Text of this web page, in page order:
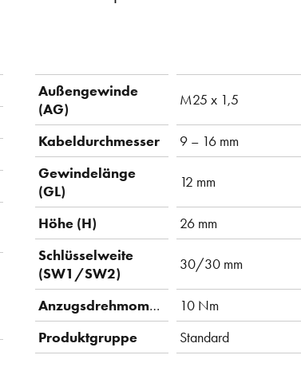
Außengewinde
(AG)
M25 x 1,5
Kabeldurchmesser
9 – 16 mm
Gewindelänge
(GL)
12 mm
Höhe (H)
26 mm
Schlüsselweite
(SW1/SW2)
30/30 mm
Anzugsdrehmoment
10 Nm
Produktgruppe
Standard